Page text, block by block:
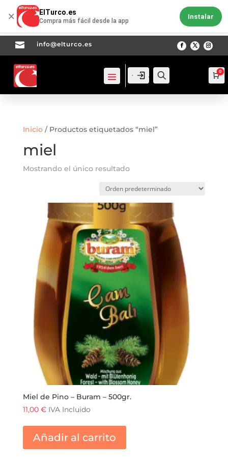
 info@elturco.es
Acceso
Acceso 0
Inicio/ Productos etiquetados “miel”
miel
Mostrando el único resultado
Miel de Pino – Buram – 500gr.
11,00 € IVA Incluido
Añadir al carrito
× ElTurco.es
Compra más fácil desde la app
Instalar